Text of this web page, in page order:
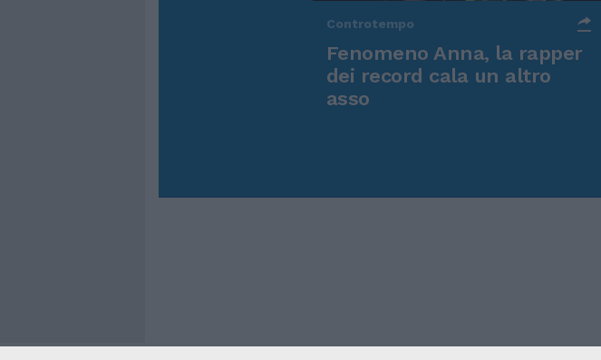
Controtempo
Fenomeno Anna, la rapper
dei record cala un altro
asso